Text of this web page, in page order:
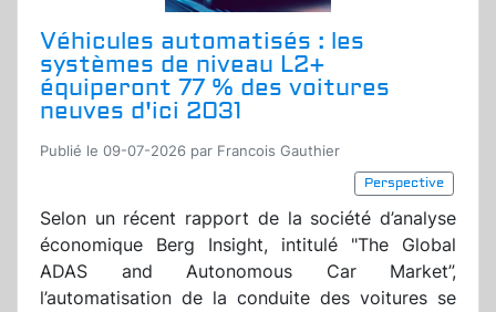
Véhicules automatisés : les
systèmes de niveau L2+
équiperont 77 % des voitures
neuves d'ici 2031
Publié le 09-07-2026 par Francois Gauthier
Perspective
Selon un récent rapport de la société d’analyse
économique Berg Insight, intitulé "The Global
ADAS and Autonomous Car Market”,
l’automatisation de la conduite des voitures se